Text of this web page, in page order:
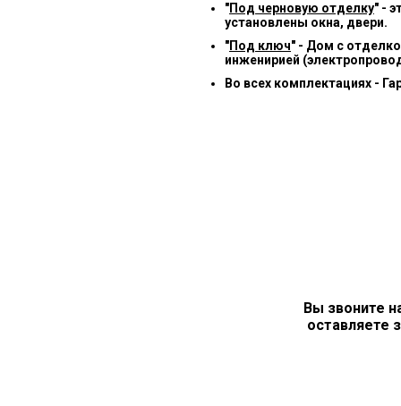
"Под черновую отделку" -
установлены окна, двери.
"Под ключ" - Дом с
инженирией
Во всех комплектациях -
Вы звоните
оставляете